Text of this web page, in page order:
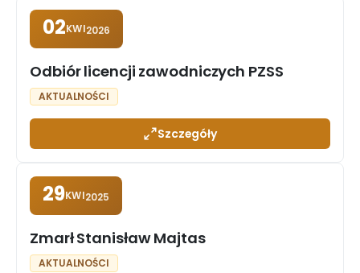
02KWI2026
Odbiór licencji zawodniczych PZSS
AKTUALNOŚCI
Szczegóły
29KWI2025
Zmarł Stanisław Majtas
AKTUALNOŚCI